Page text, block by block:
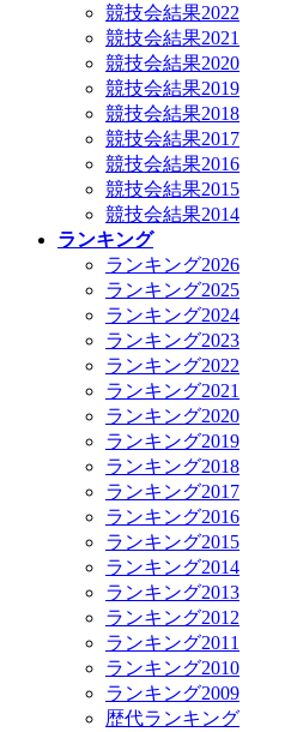
競技会結果2022
競技会結果2021
競技会結果2020
競技会結果2019
競技会結果2018
競技会結果2017
競技会結果2016
競技会結果2015
競技会結果2014
ランキング
ランキング2026
ランキング2025
ランキング2024
ランキング2023
ランキング2022
ランキング2021
ランキング2020
ランキング2019
ランキング2018
ランキング2017
ランキング2016
ランキング2015
ランキング2014
ランキング2013
ランキング2012
ランキング2011
ランキング2010
ランキング2009
歴代ランキング